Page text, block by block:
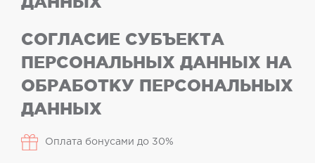
СОГЛАСИЕ СУБЪЕКТА
ПЕРСОНАЛЬНЫХ ДАННЫХ НА
ОБРАБОТКУ ПЕРСОНАЛЬНЫХ
ДАННЫХ
Оплата бонусами до 30%